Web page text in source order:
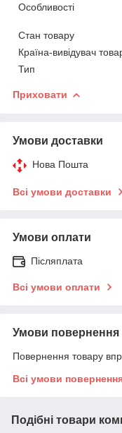
Особливості
Стан товару
Країна-вивідувач
Тип
Приховати
Умови доставки
Нова Пошта
Всі умови доставки
Умови оплати
Післяплата
Всі умови оплати
Умови повернення
Повернення товару
Всі умови
Подібні товари